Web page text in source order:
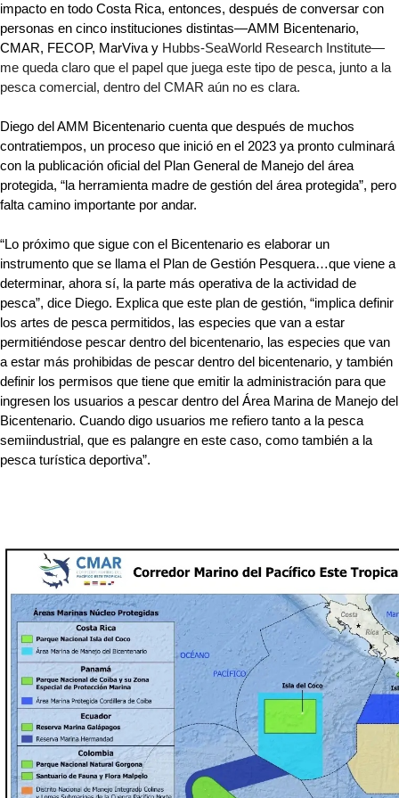
impacto en todo Costa Rica, entonces, después de conversar con
personas en cinco instituciones distintas—AMM Bicentenario,
CMAR, FECOP, MarViva y Hubbs-SeaWorld Research Institute—
me queda claro que el papel que juega este tipo de pesca, junto a la
pesca comercial, dentro del CMAR aún no es clara.
Diego del AMM Bicentenario cuenta que después de muchos
contratiempos, un proceso que inició en el 2023 ya pronto culminará
con la publicación oficial del Plan General de Manejo del área
protegida, “la herramienta madre de gestión del área protegida”, pero
falta camino importante por andar.
“Lo próximo que sigue con el Bicentenario es elaborar un
instrumento que se llama el Plan de Gestión Pesquera…que viene a
determinar, ahora sí, la parte más operativa de la actividad de
pesca”, dice Diego. Explica que este plan de gestión, “implica definir
los artes de pesca permitidos, las especies que van a estar
permitiéndose pescar dentro del bicentenario, las especies que van
a estar más prohibidas de pescar dentro del bicentenario, y también
definir los permisos que tiene que emitir la administración para que
ingresen los usuarios a pescar dentro del Área Marina de Manejo del
Bicentenario. Cuando digo usuarios me refiero tanto a la pesca
semiindustrial, que es palangre en este caso, como también a la
pesca turística deportiva”.